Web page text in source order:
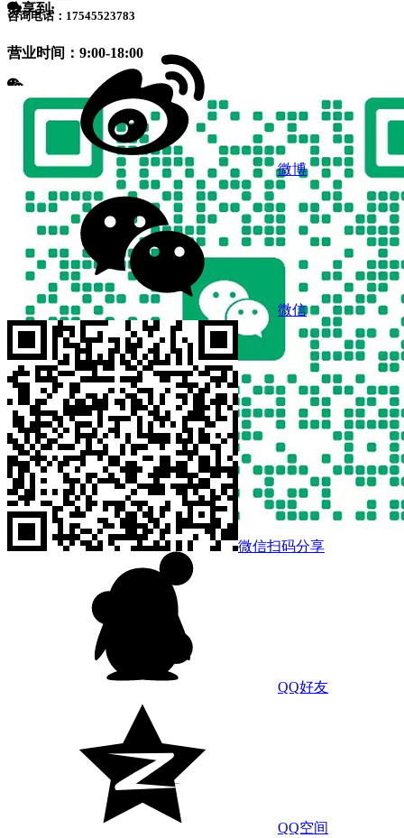
咨询电话：17545523783
营业时间：9:00-18:00
分享到:
微博
微信
微信扫码分享
QQ好友
QQ空间